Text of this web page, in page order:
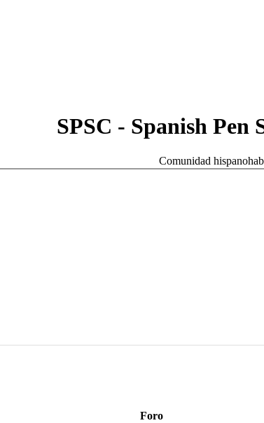
SPSC - Spanish
Comunidad
Foro